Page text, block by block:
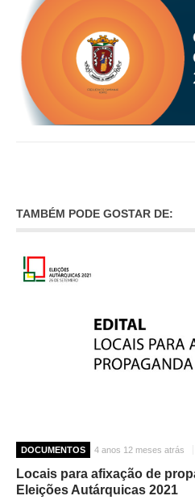
CONTACTO E HORÁRIO GIP
CONTACTOS
TAMBÉM PODE GOSTAR DE:
DOCUMENTOS 4 anos 12 meses atrás
Locais para afixação de
Eleições Autárquicas 2021